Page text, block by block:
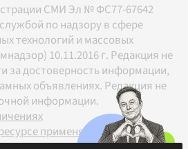
СМИ Эл № ФС77-67642
по надзору в сфере
технологий и массовых
10.11.2016 г. Редакция не
за достоверность информации,
объявлениях. Редакция не
информации.
применяются